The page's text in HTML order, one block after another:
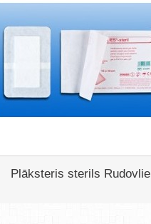
Plāksteris sterils Rudovlie